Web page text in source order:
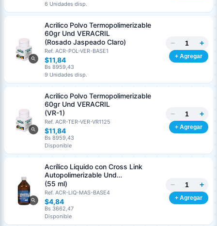
6 Unidades disp.
Acrilico Polvo Termopolimerizable
60gr Und VERACRIL
(Rosado Jaspeado Claro)
Ref. ACR-POL-VER-BASE1
$11,84
Bs 8959,43
9 Unidades disp.
− +
+ Agregar
Acrilico Polvo Termopolimerizable
60gr Und VERACRIL
(VR-1)
Ref. ACR-TER-VER-VR1125
$11,84
Bs 8959,43
Disponible
− +
+ Agregar
Acrílico Liquido con Cross Link
Autopolimerizable Und
MASTERDENT
(55 ml)
Ref. ACR-LIQ-MAS-BASE4
$4,84
Bs 3662,47
Disponible
− +
+ Agregar